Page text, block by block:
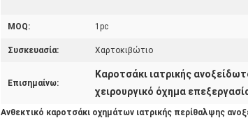
MOQ: 1pc
Συσκευασία: Χαρτοκιβώτιο
Επισημαίνω:
Καροτσάκι ιατρικής
χειρουργικό όχημα
Ανθεκτικό καροτσάκι οχημάτων ιατρικής περίθαλψης